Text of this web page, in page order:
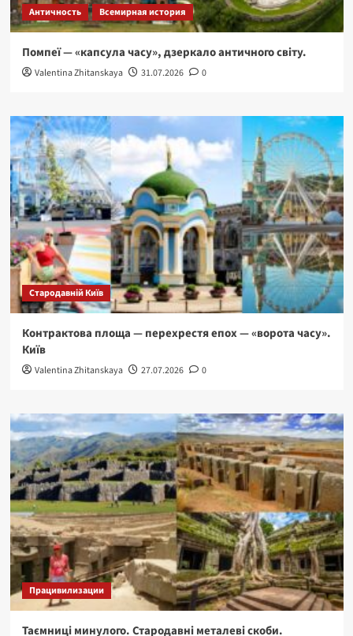
Античность Всемирная история
Помпеї — «капсула часу», дзеркало античного світу.
Valentina Zhitanskaya 31.07.2026 0
Стародавній Київ
Контрактова площа — перехрестя епох — «ворота часу».
Київ
Valentina Zhitanskaya 27.07.2026 0
Працивилизации
Таємниці минулого. Стародавні металеві скоби.